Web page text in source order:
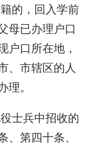
的，回入学前
母已办理户口
户口所在地，
、市辖区的人
。
士兵中招收的
第四十条、